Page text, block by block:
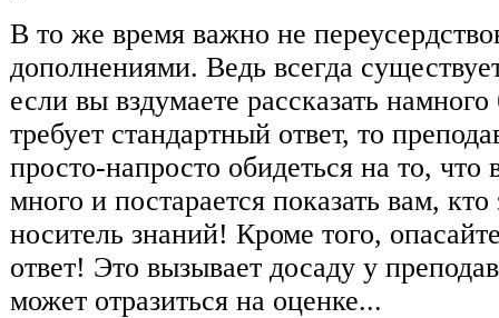
В то же время важно не
дополнениями. Ведь всегда
если вы вздумаете рассказать
требует стандартный ответ, то
просто-напросто обидеться на то,
много и постарается показать вам,
носитель знаний! Кроме того,
ответ! Это вызывает досаду у
может отразиться на оценке...